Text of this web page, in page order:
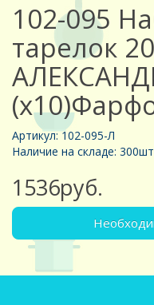
102-095
тарелок
Артикул: 102-095-Л
Наличие на складе:
1536руб.